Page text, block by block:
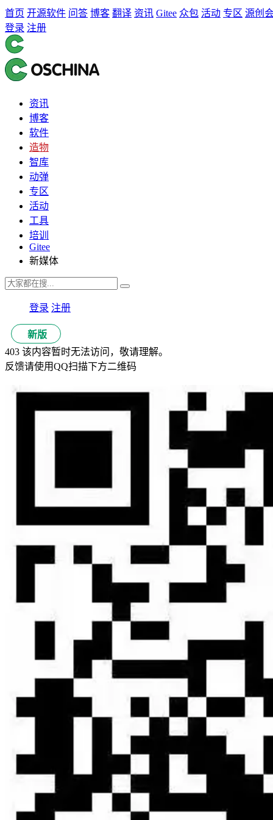
首页 开源软件 问答 博客 翻译 资讯 Gitee 众包 活动 专区 源创
登录 注册
资讯
博客
软件
造物
智库
动弹
专区
活动
工具
培训
Gitee
新媒体
登录 注册
新版
403 该内容暂时无法访问，敬请理解。
反馈请使用QQ扫描下方二维码